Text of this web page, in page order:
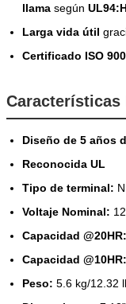
llama según
Larga vida útil
Certificado ISO
Características
Diseño de 5 años
Reconocida UL
Tipo de terminal:
Voltaje Nominal:
Capacidad @20HR:
Capacidad @10HR:
Peso: 5.6 kg/12.32